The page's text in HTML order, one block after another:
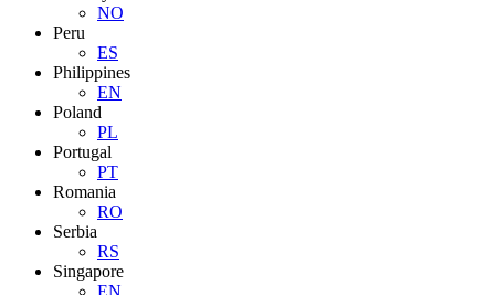
NO
Peru
ES
Philippines
EN
Poland
PL
Portugal
PT
Romania
RO
Serbia
RS
Singapore
EN